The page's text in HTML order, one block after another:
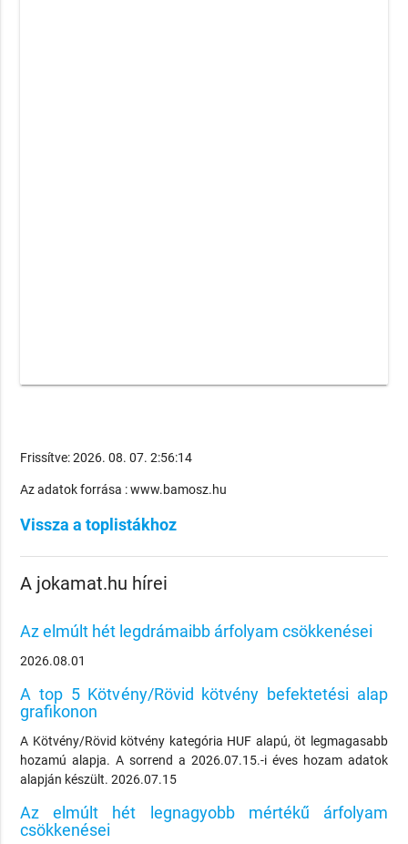
Frissítve: 2026. 08. 07. 2:56:14
Az adatok forrása : www.bamosz.hu
Vissza a toplistákhoz
A jokamat.hu hírei
Az elmúlt hét legdrámaibb árfolyam csökkenései
2026.08.01
A top 5 Kötvény/Rövid kötvény befektetési alap
grafikonon
A Kötvény/Rövid kötvény kategória HUF alapú, öt legmagasabb
hozamú alapja. A sorrend a 2026.07.15.-i éves hozam adatok
alapján készült. 2026.07.15
Az elmúlt hét legnagyobb mértékű árfolyam
csökkenései